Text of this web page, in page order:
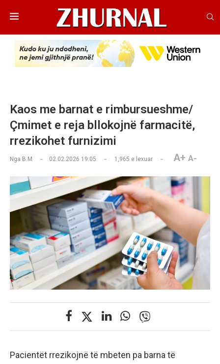
Kaos me barnat e rimbursueshme/
Çmimet e reja bllokojnë farmacitë,
rrezikohet furnizimi
Nga B.M 02.02.2026 19:05 1,965 e lexuar A+ A-
Pacientët rrezikojnë të mbeten pa barna të